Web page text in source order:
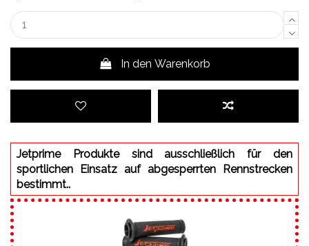
In den Warenkorb
Jetprime Produkte sind ausschließlich für den
sportlichen Einsatz auf abgesperrten Rennstrecken
bestimmt..